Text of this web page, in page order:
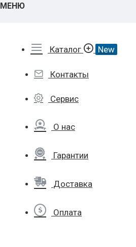
МЕНЮ
Каталог New
Контакты
Сервис
О нас
Гарантии
Доставка
Оплата